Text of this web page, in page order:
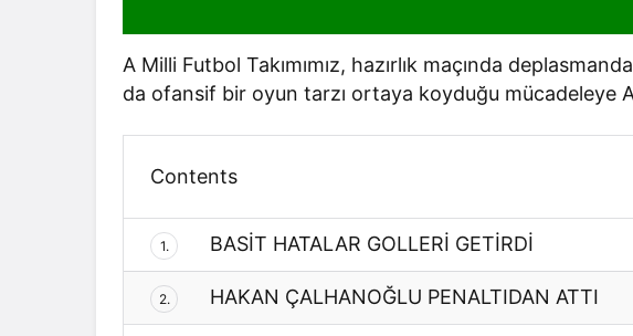
A Milli Futbol Takımımız, hazırlık maçında
da ofansif bir oyun tarzı ortaya koyduğu mücadeleye
Contents
1. BASİT HATALAR GOLLERİ GETİRDİ
2. HAKAN ÇALHANOĞLU PENALTIDAN ATTI